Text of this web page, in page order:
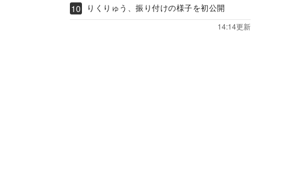
りくりゅう、振り付けの様子を初公開
14:14更新